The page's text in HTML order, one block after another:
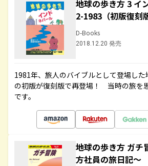
地球の歩き方 3 イ
2-1983（初版復刻
D-Books
2018.12.20 発売
1981年、旅人のバイブルとして登場し
の初版が復刻版で再登場！ 当時の旅を
です。
地球の歩き方 ガチ
方社員の旅日記～